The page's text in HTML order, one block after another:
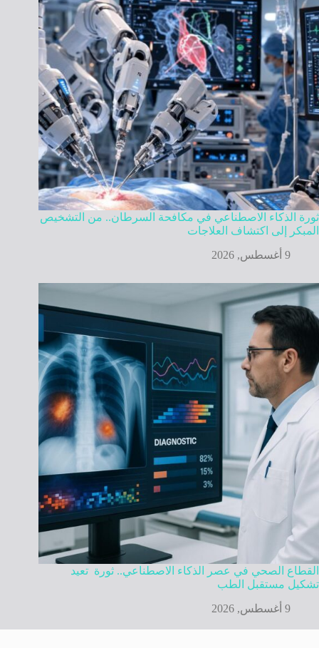
ثورة الذكاء الاصطناعي في مكافحة السرطان.. من التشخيص
المبكر إلى اكتشاف العلاجات
9 أغسطس, 2026
القطاع الصحي في عصر الذكاء الاصطناعي.. ثورة تعيد
تشكيل مستقبل الطب
9 أغسطس, 2026